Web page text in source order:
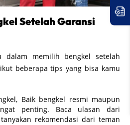
Setelah Garansi
dalam memilih bengkel setelah
beberapa tips yang bisa kamu
Baik bengkel resmi maupun
penting. Baca ulasan dari
rekomendasi dari teman